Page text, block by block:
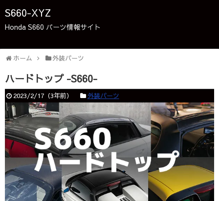
S660-XYZ
Honda S660 パーツ情報サイト
ホーム 外装パーツ
ハードトップ -S660-
2023/2/17（3年前） 外装パーツ